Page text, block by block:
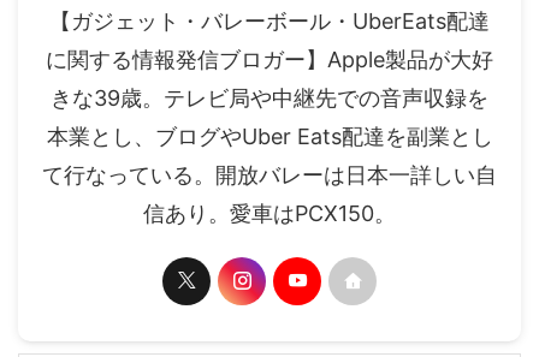
【ガジェット・バレーボール・UberEats配達
に関する情報発信ブロガー】Apple製品が大好
きな39歳。テレビ局や中継先での音声収録を
本業とし、ブログやUber Eats配達を副業とし
て行なっている。開放バレーは日本一詳しい自
信あり。愛車はPCX150。